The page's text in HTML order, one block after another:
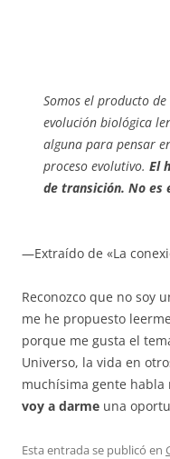
Somos el producto
evolución biológica
alguna para pensar
proceso evolutivo. El
de transición. No es
—Extraído de «La
Reconozco que no
me he propuesto
porque me gusta el
Universo, la vida en
muchísima gente
voy a darme una
Esta entrada se publicó en